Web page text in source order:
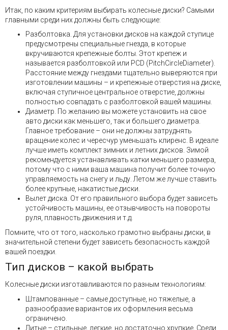
Итак, по каким критериям выбирать колесные диски? Самыми
главными среди них должны быть следующие:
Разболтовка. Для установки дисков на каждой ступице
предусмотрены специальные гнезда, в которые
вкручиваются крепежные болты. Этот крепеж и
называется разболтовкой или PCD (PitchCircleDiameter).
Расстояние между гнездами тщательно выверяются при
изготовлении машины – и крепежные отверстия на диске,
включая ступичное центральное отверстие, должны
полностью совпадать с разболтовкой вашей машины.
Диаметр. По желанию вы можете установить на свое
авто диски как меньшего, так и большего диаметра.
Главное требование – они не должны затруднять
вращение колес и чересчур уменьшать клиренс. В идеале
лучше иметь комплект зимних и летних дисков. Зимой
рекомендуется устанавливать катки меньшего размера,
потому что с ними ваша машина получит более точную
управляемость на снегу и льду. Летом же лучше ставить
более крупные, накатистые диски.
Вылет диска. От его правильного выбора будет зависеть
устойчивость машины, ее отзывчивость на повороты
руля, плавность движения и т.д.
Помните, что от того, насколько грамотно выбраны диски, в
значительной степени будет зависеть безопасность каждой
вашей поездки.
Тип дисков – какой выбрать
Колесные диски изготавливаются по разным технологиям:
Штампованные – самые доступные, но тяжелые, а
разнообразие вариантов их оформления весьма
ограничено.
Литые – стильные, легкие, но достаточно хрупкие. Среди